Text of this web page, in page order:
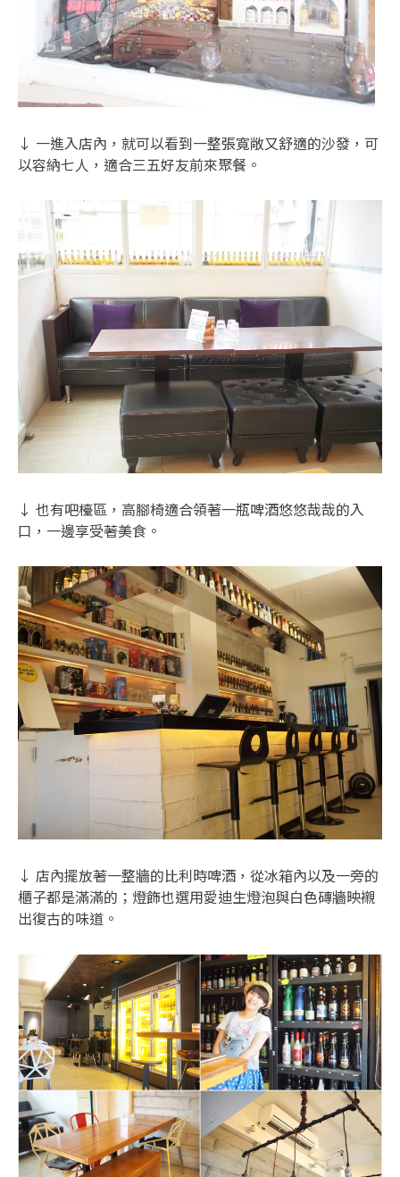
↓ 一進入店內，就可以看到一整張寬敞又舒適的沙發，可
以容納七人，適合三五好友前來聚餐。
↓ 也有吧檯區，高腳椅適合領著一瓶啤酒悠悠哉哉的入
口，一邊享受著美食。
↓ 店內擺放著一整牆的比利時啤酒，從冰箱內以及一旁的
櫃子都是滿滿的；燈飾也選用愛迪生燈泡與白色磚牆映襯
出復古的味道。